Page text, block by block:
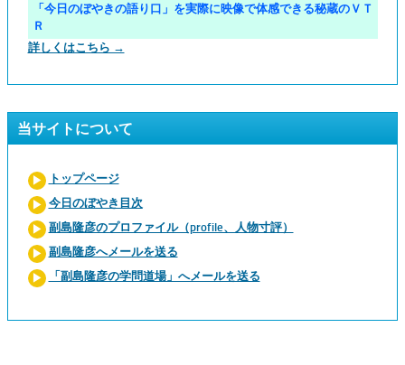
「今日のぼやきの語り口」を実際に映像で体感できる秘蔵のＶＴ
Ｒ
詳しくはこちら →
当サイトについて
トップページ
今日のぼやき目次
副島隆彦のプロファイル（profile、人物寸評）
副島隆彦へメールを送る
「副島隆彦の学問道場」へメールを送る